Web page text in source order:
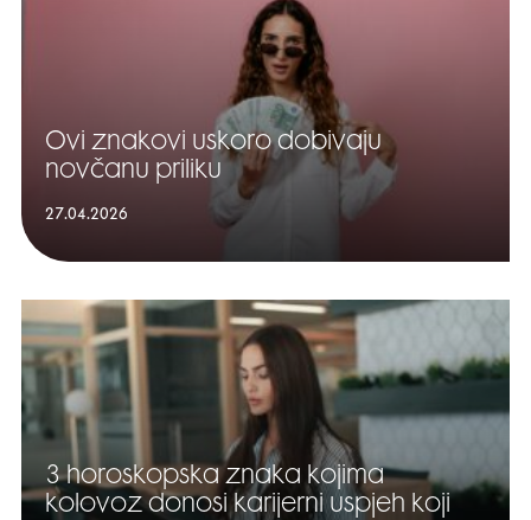
Ovi znakovi uskoro dobivaju
novčanu priliku
27.04.2026
3 horoskopska znaka kojima
kolovoz donosi karijerni uspjeh koji